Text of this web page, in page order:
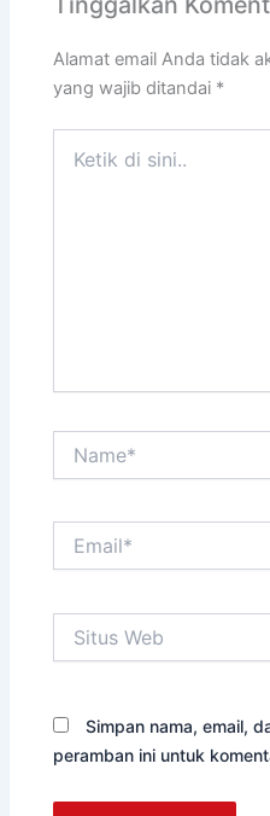
Alamat email Anda tidak
yang wajib ditandai *
Web
Simpan nama, email,
peramban ini untuk